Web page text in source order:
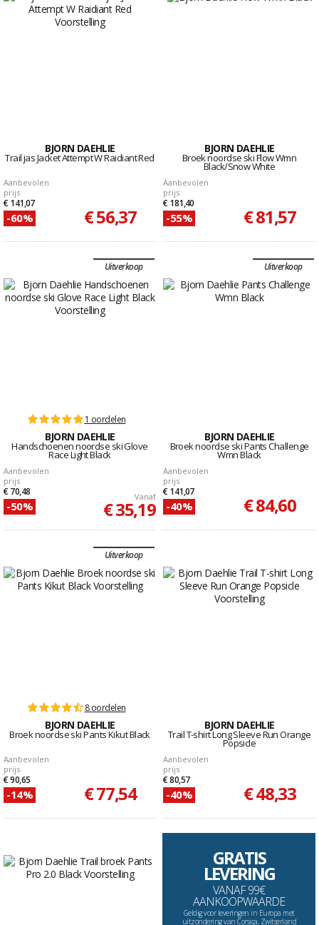
BJORN DAEHLIE
Trail jas Jacket Attempt W Raidiant Red
Aanbevolen
prijs
€ 141,07
-60% € 56,37
BJORN DAEHLIE
Broek noordse ski Flow Wmn
Black/Snow White
Aanbevolen
prijs
€ 181,40
-55% € 81,57
Uitverkoop
1 oordelen
BJORN DAEHLIE
Handschoenen noordse ski Glove
Race Light Black
Aanbevolen
prijs
€ 70,48
-50%
Vanaf
€ 35,19
Uitverkoop
BJORN DAEHLIE
Broek noordse ski Pants Challenge
Wmn Black
Aanbevolen
prijs
€ 141,07
-40% € 84,60
Uitverkoop
8 oordelen
BJORN DAEHLIE
Broek noordse ski Pants Kikut Black
Aanbevolen
prijs
€ 90,65
-14% € 77,54
BJORN DAEHLIE
Trail T-shirt Long Sleeve Run Orange
Popsicle
Aanbevolen
prijs
€ 80,57
-40% € 48,33
GRATIS
LEVERING
VANAF 99€
AANKOOPWAARDE
Geldig voor leveringen in Europa met
uitzondering van Corsica, Zwitserland